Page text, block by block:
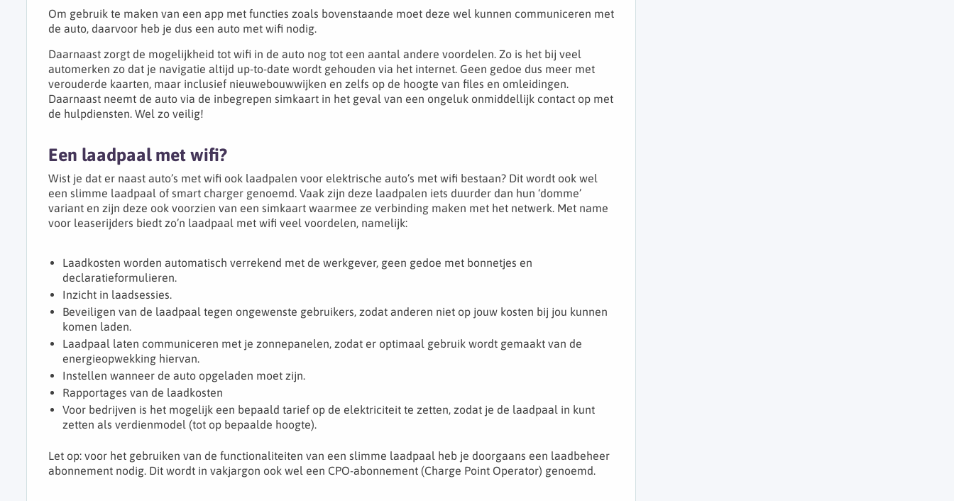
Om gebruik te maken van een app met functies zoals bovenstaande moet deze wel kunnen communiceren met
de auto, daarvoor heb je dus een auto met wifi nodig.
Daarnaast zorgt de mogelijkheid tot wifi in de auto nog tot een aantal andere voordelen. Zo is het bij veel
automerken zo dat je navigatie altijd up-to-date wordt gehouden via het internet. Geen gedoe dus meer met
verouderde kaarten, maar inclusief nieuwebouwwijken en zelfs op de hoogte van files en omleidingen.
Daarnaast neemt de auto via de inbegrepen simkaart in het geval van een ongeluk onmiddellijk contact op met
de hulpdiensten. Wel zo veilig!
Een laadpaal met wifi?
Wist je dat er naast auto’s met wifi ook laadpalen voor elektrische auto’s met wifi bestaan? Dit wordt ook wel
een slimme laadpaal of smart charger genoemd. Vaak zijn deze laadpalen iets duurder dan hun ‘domme’
variant en zijn deze ook voorzien van een simkaart waarmee ze verbinding maken met het netwerk. Met name
voor leaserijders biedt zo’n laadpaal met wifi veel voordelen, namelijk:
Laadkosten worden automatisch verrekend met de werkgever, geen gedoe met bonnetjes en
declaratieformulieren.
Inzicht in laadsessies.
Beveiligen van de laadpaal tegen ongewenste gebruikers, zodat anderen niet op jouw kosten bij jou kunnen
komen laden.
Laadpaal laten communiceren met je zonnepanelen, zodat er optimaal gebruik wordt gemaakt van de
energieopwekking hiervan.
Instellen wanneer de auto opgeladen moet zijn.
Rapportages van de laadkosten
Voor bedrijven is het mogelijk een bepaald tarief op de elektriciteit te zetten, zodat je de laadpaal in kunt
zetten als verdienmodel (tot op bepaalde hoogte).
Let op: voor het gebruiken van de functionaliteiten van een slimme laadpaal heb je doorgaans een laadbeheer
abonnement nodig. Dit wordt in vakjargon ook wel een CPO-abonnement (Charge Point Operator) genoemd.